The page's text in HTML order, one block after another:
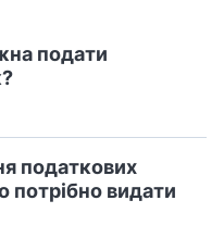
подати
податкових
потрібно видати